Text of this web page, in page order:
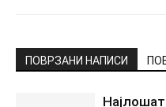
ПОВРЗАНИ НАПИСИ